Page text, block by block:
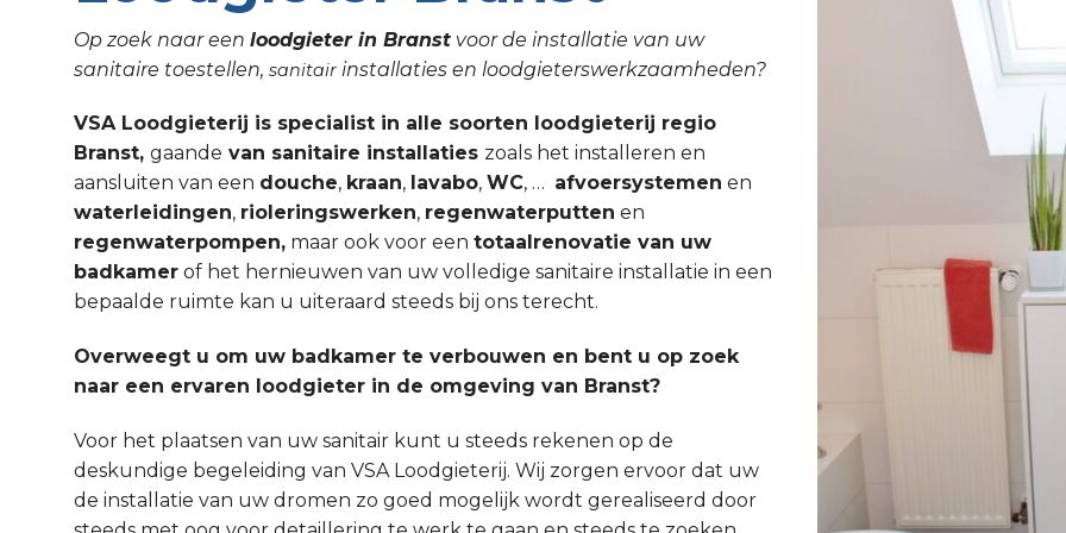
Op zoek naar een loodgieter in Branst voor de installatie van uw
sanitaire toestellen, sanitair installaties en loodgieterswerkzaamheden?
VSA Loodgieterij is specialist in alle soorten loodgieterij regio
Branst, gaande van sanitaire installaties zoals het installeren en
aansluiten van een douche, kraan, lavabo, WC, … afvoersystemen en
waterleidingen, rioleringswerken, regenwaterputten en
regenwaterpompen, maar ook voor een totaalrenovatie van uw
badkamer of het hernieuwen van uw volledige sanitaire installatie in een
bepaalde ruimte kan u uiteraard steeds bij ons terecht.
Overweegt u om uw badkamer te verbouwen en bent u op zoek
naar een ervaren loodgieter in de omgeving van Branst?
Voor het plaatsen van uw sanitair kunt u steeds rekenen op de
deskundige begeleiding van VSA Loodgieterij. Wij zorgen ervoor dat uw
de installatie van uw dromen zo goed mogelijk wordt gerealiseerd door